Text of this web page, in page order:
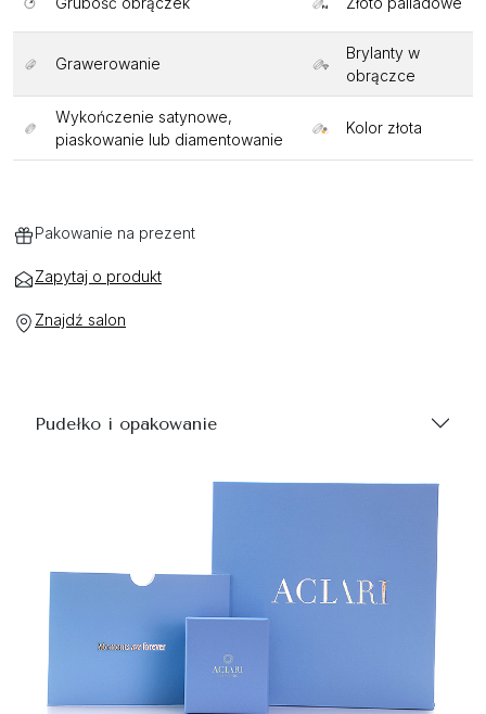
Grawerowanie
Brylanty w
obrączce
Wykończenie satynowe,
piaskowanie lub diamentowanie
Kolor złota
Pakowanie na prezent
Zapytaj o produkt
Znajdź salon
Pudełko i opakowanie